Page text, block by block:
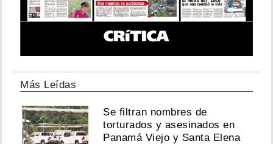
Más Leídas
Se filtran nombres de
torturados y asesinados en
Panamá Viejo y Santa Elena